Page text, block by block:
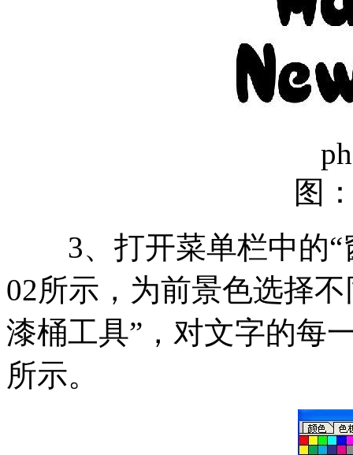
图
3、打开菜单栏中的“
02所示，为前景色选择
漆桶工具”，对文字的每
所示。